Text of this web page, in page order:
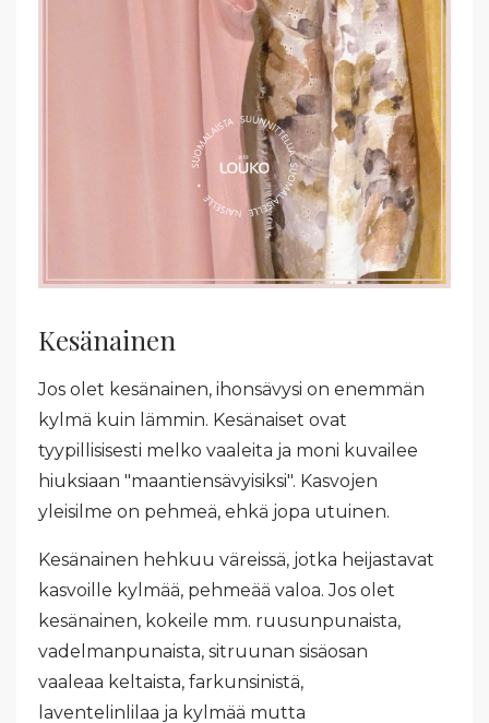
Kesänainen
Jos olet kesänainen, ihonsävysi on enemmän
kylmä kuin lämmin. Kesänaiset ovat
tyypillisisesti melko vaaleita ja moni kuvailee
hiuksiaan "maantiensävyisiksi". Kasvojen
yleisilme on pehmeä, ehkä jopa utuinen.
Kesänainen hehkuu väreissä, jotka heijastavat
kasvoille kylmää, pehmeää valoa. Jos olet
kesänainen, kokeile mm. ruusunpunaista,
vadelmanpunaista, sitruunan sisäosan
vaaleaa keltaista, farkunsinistä,
laventelinlilaa ja kylmää mutta